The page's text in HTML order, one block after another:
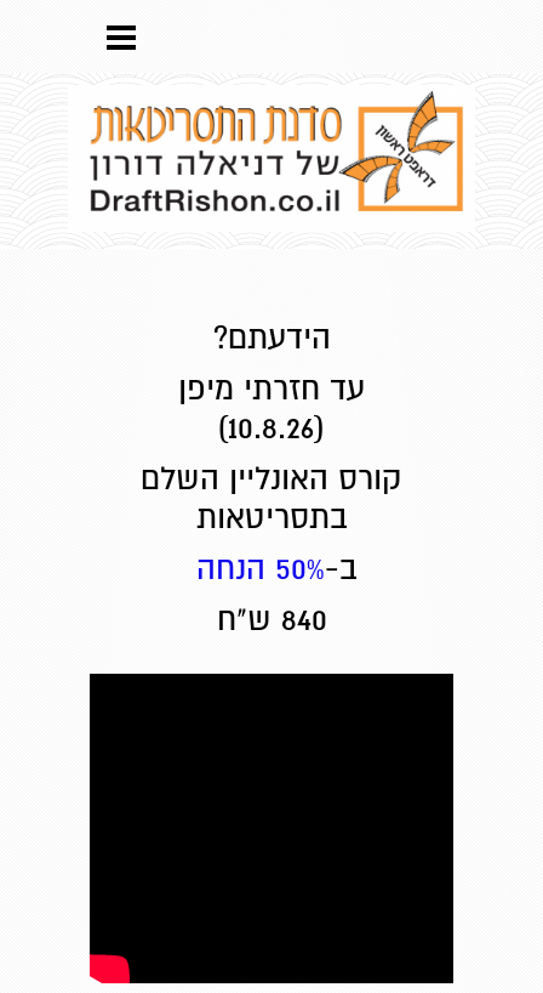
הידעתם?
עד חזרתי מיפן
(10.8.26)
קורס האונליין השלם
בתסריטאות
ב-50% הנחה
840 ש"ח